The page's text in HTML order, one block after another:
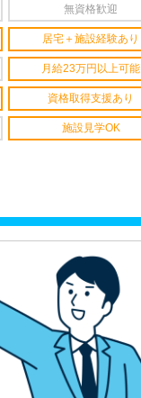
無資格歓迎
居宅＋施設経験あり
月給23万円以上可能
資格取得支援あり
施設見学OK